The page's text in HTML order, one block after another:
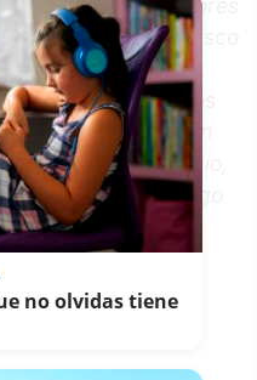
nuestros señores
della./ Francisco
don juan de
villaviçençio, pablos
de trogillo / juan
de villaviçençio,
el allcaide diego
no olvidas tiene